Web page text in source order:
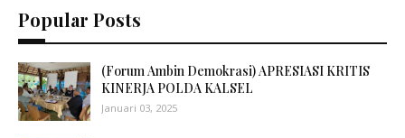
Popular Posts
(Forum Ambin Demokrasi) APRESIASI KRITIS
KINERJA POLDA KALSEL
Januari 03, 2025